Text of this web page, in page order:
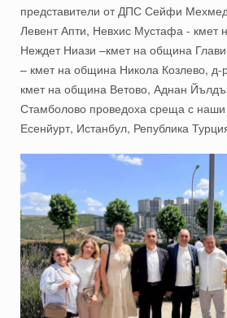
представители от ДПС Сейфи
Левент Апти, Невхис Мустафа - кмет
Неждет Ниази –кмет на община
– кмет на община Никола Козлево,
кмет на община Ветово, Аднан
Стамболово проведоха среща с наши
Есенйурт, Истанбул, Република